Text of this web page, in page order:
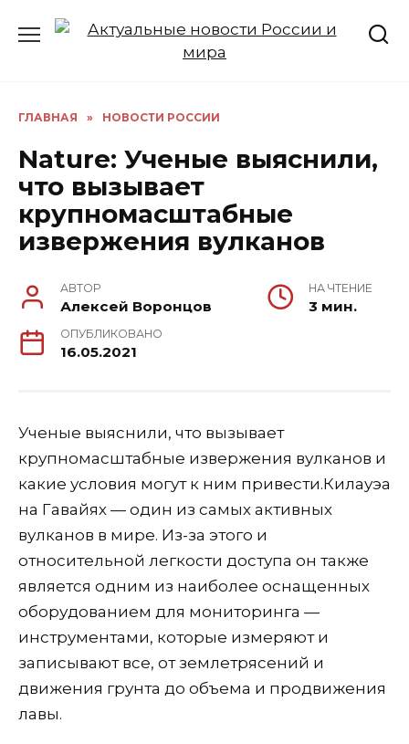
ГЛАВНАЯ » НОВОСТИ РОССИИ
Nature: Ученые выяснили,
что вызывает
крупномасштабные
извержения вулканов
АВТОР
Алексей Воронцов
НА ЧТЕНИЕ
3 мин.
ОПУБЛИКОВАНО
16.05.2021
Ученые выяснили, что вызывает
крупномасштабные извержения вулканов и
какие условия могут к ним привести.Килауэа
на Гавайях — один из самых активных
вулканов в мире. Из-за этого и
относительной легкости доступа он также
является одним из наиболее оснащенных
оборудованием для мониторинга —
инструментами, которые измеряют и
записывают все, от землетрясений и
движения грунта до объема и продвижения
лавы.